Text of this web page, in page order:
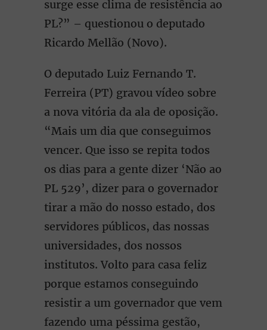
surge esse clima de resistência ao
PL?” – questionou o deputado
Ricardo Mellão (Novo).
O deputado Luiz Fernando T.
Ferreira (PT) gravou vídeo sobre
a nova vitória da ala de oposição.
“Mais um dia que conseguimos
vencer. Que isso se repita todos
os dias para a gente dizer ‘Não ao
PL 529’, dizer para o governador
tirar a mão do nosso estado, dos
servidores públicos, das nossas
universidades, dos nossos
institutos. Volto para casa feliz
porque estamos conseguindo
resistir a um governador que vem
fazendo uma péssima gestão,